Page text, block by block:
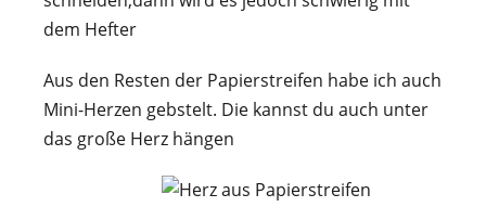
dem Hefter
Aus den Resten der Papierstreifen habe ich auch
Mini-Herzen gebstelt. Die kannst du auch unter
das große Herz hängen